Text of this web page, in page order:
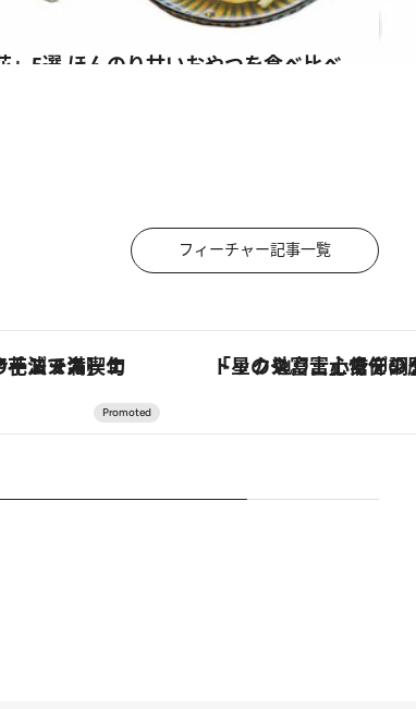
」5選 ほんのり甘いおやつを食べ比べ
フィーチャー記事一覧
「星のや富士」でデジタルデトックス。冨士信仰の歴史を辿り、心身を調える。